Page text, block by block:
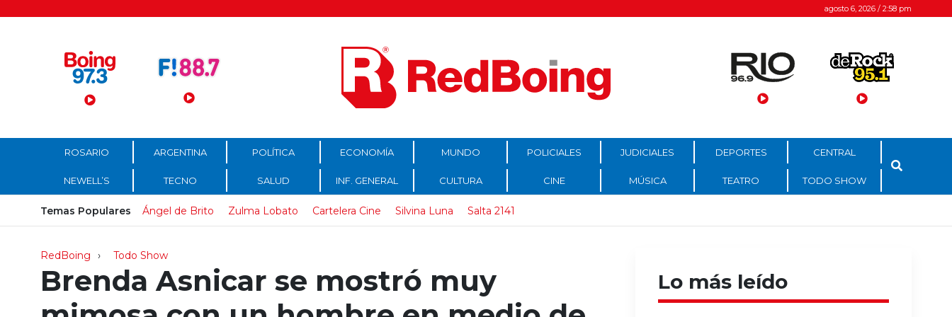
Menú Principal agosto 6, 2026 / 2:58 pm
ROSARIO ARGENTINA POLÍTICA ECONOMÍA MUNDO POLICIALES JUDICIALES DEPORTES CENTRAL
NEWELL’S TECNO SALUD INF. GENERAL CULTURA CINE MÚSICA TEATRO TODO SHOW
Temas Populares Ángel de Brito Zulma Lobato Cartelera Cine Silvina Luna Salta 2141
RedBoing Todo Show
Brenda Asnicar se mostró muy
Lo más leído